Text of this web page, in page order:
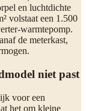
en luchtdichte
volstaat een 1.500
warmtepomp.
de meterkast,
niet past
voor een
het om kleine